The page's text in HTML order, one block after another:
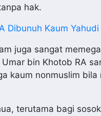
hak.
Dibunuh Kaum Yahudi
juga sangat
bin Khotob RA
kaum nonmuslim
terutama bagi